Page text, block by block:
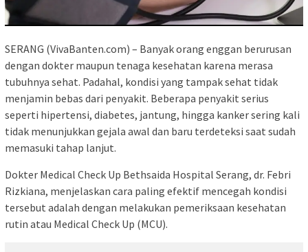
SERANG (VivaBanten.com) – Banyak orang enggan berurusan
dengan dokter maupun tenaga kesehatan karena merasa
tubuhnya sehat. Padahal, kondisi yang tampak sehat tidak
menjamin bebas dari penyakit. Beberapa penyakit serius
seperti hipertensi, diabetes, jantung, hingga kanker sering kali
tidak menunjukkan gejala awal dan baru terdeteksi saat sudah
memasuki tahap lanjut.
Dokter Medical Check Up Bethsaida Hospital Serang, dr. Febri
Rizkiana, menjelaskan cara paling efektif mencegah kondisi
tersebut adalah dengan melakukan pemeriksaan kesehatan
rutin atau Medical Check Up (MCU).